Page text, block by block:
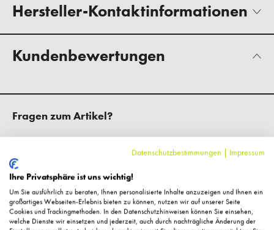
Hersteller-Kontaktinformationen
Kundenbewertungen
Fragen zum Artikel?
Ähnliche Artikel
Datenschutzbestimmungen | Impressum
Ihre Privatsphäre ist uns wichtig!
Um Sie ausführlich zu beraten, Ihnen personalisierte Inhalte anzuzeigen und Ihnen ein
großartiges Webseiten-Erlebnis bieten zu können, nutzen wir auf unserer Seite
Cookies und Trackingmethoden. In den Datenschutzhinweisen können Sie einsehen,
welche Dienste wir einsetzen und jederzeit, auch durch nachträgliche Änderung der